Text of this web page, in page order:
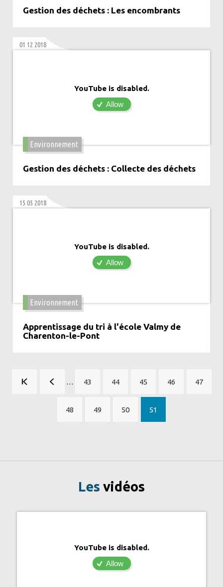
Gestion des déchets : Les encombrants
01 12 2018
YouTube is disabled.
Allow
Environnement
Gestion des déchets : Collecte des déchets
15 05 2018
YouTube is disabled.
Allow
Environnement
Apprentissage du tri à l'école Valmy de
Charenton-le-Pont
Pagination … Page
43 Page
44 Page
45 Page
46 Page
47
Page
48 Page
49 Page
50
Page
courante
51
Les vidéos
YouTube is disabled.
Allow